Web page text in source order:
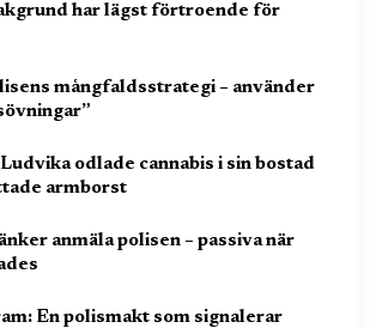
har lägst förtroende för
mångfaldsstrategi – använder
odlade cannabis i sin bostad
armborst
anmäla polisen – passiva när
En polismakt som signalerar